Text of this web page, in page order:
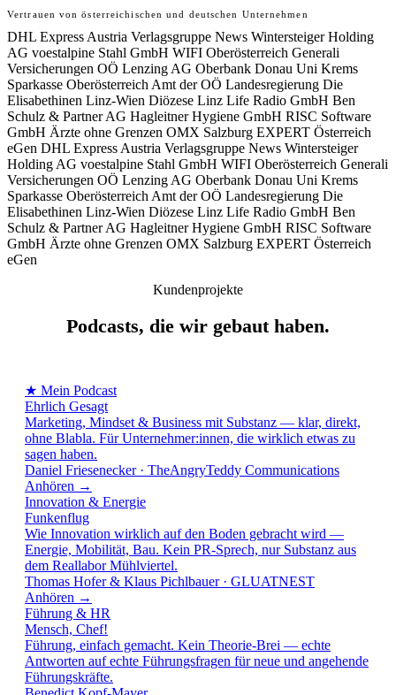
Vertrauen von österreichischen und deutschen Unternehmen
DHL Express Austria Verlagsgruppe News Wintersteiger Holding
AG voestalpine Stahl GmbH WIFI Oberösterreich Generali
Versicherungen OÖ Lenzing AG Oberbank Donau Uni Krems
Sparkasse Oberösterreich Amt der OÖ Landesregierung Die
Elisabethinen Linz-Wien Diözese Linz Life Radio GmbH Ben
Schulz & Partner AG Hagleitner Hygiene GmbH RISC Software
GmbH Ärzte ohne Grenzen OMX Salzburg EXPERT Österreich
eGen DHL Express Austria Verlagsgruppe News Wintersteiger
Holding AG voestalpine Stahl GmbH WIFI Oberösterreich Generali
Versicherungen OÖ Lenzing AG Oberbank Donau Uni Krems
Sparkasse Oberösterreich Amt der OÖ Landesregierung Die
Elisabethinen Linz-Wien Diözese Linz Life Radio GmbH Ben
Schulz & Partner AG Hagleitner Hygiene GmbH RISC Software
GmbH Ärzte ohne Grenzen OMX Salzburg EXPERT Österreich
eGen
Kundenprojekte
Podcasts, die wir gebaut haben.
★ Mein Podcast
Ehrlich Gesagt
Marketing, Mindset & Business mit Substanz — klar, direkt,
ohne Blabla. Für Unternehmer:innen, die wirklich etwas zu
sagen haben.
Daniel Friesenecker · TheAngryTeddy Communications
Anhören →
Innovation & Energie
Funkenflug
Wie Innovation wirklich auf den Boden gebracht wird —
Energie, Mobilität, Bau. Kein PR-Sprech, nur Substanz aus
dem Reallabor Mühlviertel.
Thomas Hofer & Klaus Pichlbauer · GLUATNEST
Anhören →
Führung & HR
Mensch, Chef!
Führung, einfach gemacht. Kein Theorie-Brei — echte
Antworten auf echte Führungsfragen für neue und angehende
Führungskräfte.